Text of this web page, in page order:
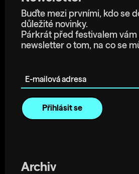
Buďte mezi prvními, kdo se
důležité novinky.
Párkrát před festivalem
newsletter o tom, na co se
Archiv